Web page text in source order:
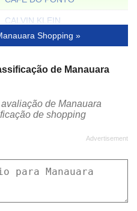
CALVIN KLEIN
CAPODARTE
CARMEN STEFFENS MAISON
CHOCOLATES BRASIL CACAU
CONFIDENCE CAMBIO
Shopping »
de Manauara
de Manauara
de shopping